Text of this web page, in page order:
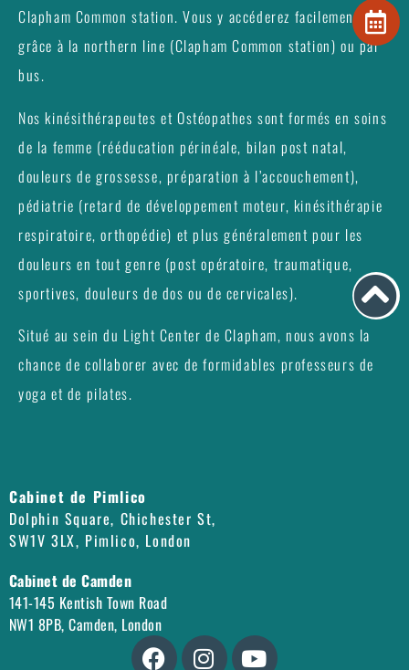
Clapham Common station. Vous y accéderez facilement
grâce à la northern line (Clapham Common station) ou par
bus.
Nos kinésithérapeutes et Ostéopathes sont formés en soins
de la femme (rééducation périnéale, bilan post natal,
douleurs de grossesse, préparation à l’accouchement),
pédiatrie (retard de développement moteur, kinésithérapie
respiratoire, orthopédie) et plus généralement pour les
douleurs en tout genre (post opératoire, traumatique,
sportives, douleurs de dos ou de cervicales).
Situé au sein du Light Center de Clapham, nous avons la
chance de collaborer avec de formidables professeurs de
yoga et de pilates.
Cabinet de Pimlico
Dolphin Square, Chichester St,
SW1V 3LX, Pimlico, London
Cabinet de Camden
141-145 Kentish Town Road
NW1 8PB, Camden, London